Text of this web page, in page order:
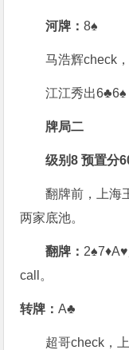
河牌：8♠
马浩辉check
江江秀出6♣6♠
牌局二
级别8 预置分
翻牌前，上海
两家底池。
翻牌：
call。
转牌：A♣
超哥check，